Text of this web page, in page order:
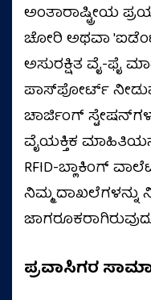
ಅಂತಾರಾಷ್ಟ್ರೀಯ
ಚೋರಿ ಅಥವಾ
ಅಸುರಕ್ಷಿತ ವೈ-ಫೈ
ಪಾಸ್‌ಪೋರ್ಟ್
ಚಾರ್ಜಿಂಗ್
ವೈಯಕ್ತಿಕ
RFID-ಬ್ಲಾಕಿಂಗ್
ನಿಮ್ಮ ದಾಖಲೆಗಳನ್ನು
ಪ್ರವಾಸಿಗರ